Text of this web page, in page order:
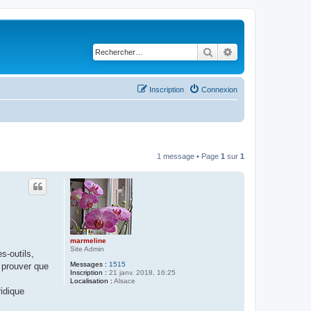
Rechercher
Connexion
Inscription
1 message • Page 1 sur 1
marmeline
Site Admin
Messages : 1515
Inscription : 21 janv. 2018, 16:25
Localisation : Alsace
outils,
que